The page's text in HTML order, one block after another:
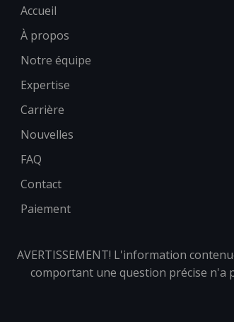
Accueil
À propos
Notre équipe
Expertise
Carrière
Nouvelles
FAQ
Contact
Paiement
AVERTISSEMENT! L'information
comportant une question précise n'a